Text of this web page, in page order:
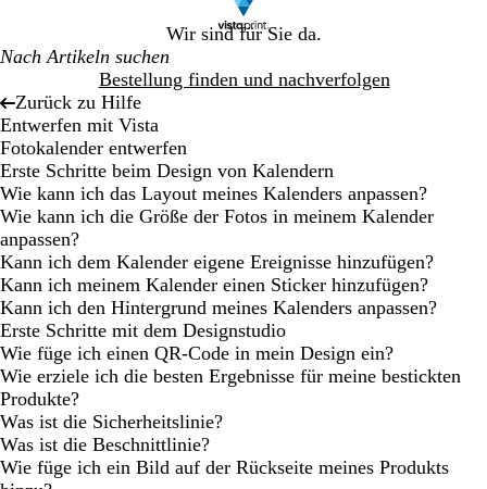
Wir sind für Sie da.
Bestellung finden und nachverfolgen
Zurück zu Hilfe
Entwerfen mit Vista
Fotokalender entwerfen
Erste Schritte beim Design von Kalendern
Wie kann ich das Layout meines Kalenders anpassen?
Wie kann ich die Größe der Fotos in meinem Kalender
anpassen?
Kann ich dem Kalender eigene Ereignisse hinzufügen?
Kann ich meinem Kalender einen Sticker hinzufügen?
Kann ich den Hintergrund meines Kalenders anpassen?
Erste Schritte mit dem Designstudio
Wie füge ich einen QR-Code in mein Design ein?
Wie erziele ich die besten Ergebnisse für meine bestickten
Produkte?
Was ist die Sicherheitslinie?
Was ist die Beschnittlinie?
Wie füge ich ein Bild auf der Rückseite meines Produkts